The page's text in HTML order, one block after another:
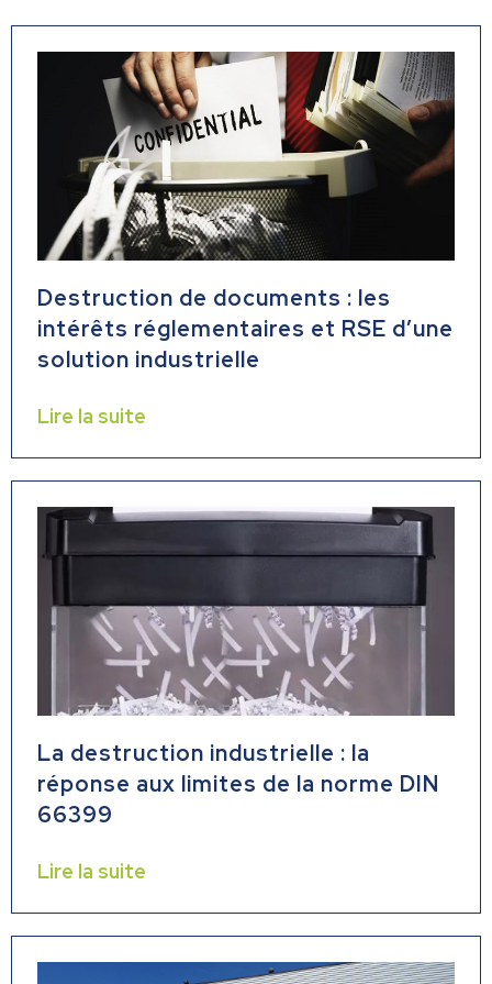
Destruction de documents : les
intérêts réglementaires et RSE d’une
solution industrielle
Lire la suite
La destruction industrielle : la
réponse aux limites de la norme DIN
66399
Lire la suite